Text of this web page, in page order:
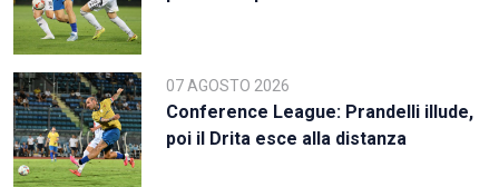
07 AGOSTO 2026
Conference League: Prandelli illude,
poi il Drita esce alla distanza